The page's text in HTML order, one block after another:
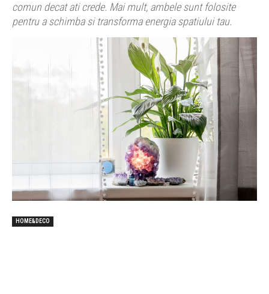
comun decat ati crede. Mai mult, ambele sunt folosite
pentru a schimba si transforma energia spatiului tau.
HOME&DECO